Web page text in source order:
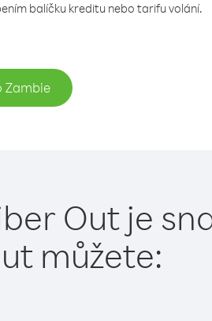
balíčku kreditu nebo tarifu volání.
Zambie
Out je
můžete: